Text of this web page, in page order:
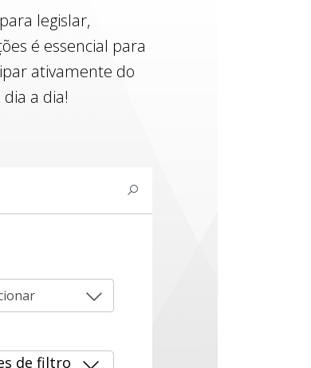
legislar,
é essencial para
ativamente do
a dia!
de filtro